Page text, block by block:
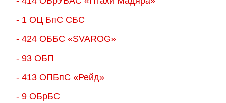
- 1 ОЦ БпС СБС
- 424 ОББС «SVAROG»
- 93 ОБП
- 413 ОПБпС «Рейд»
- 9 ОБрБС